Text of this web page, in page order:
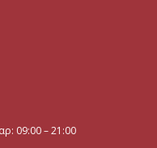
09:00 – 21:00